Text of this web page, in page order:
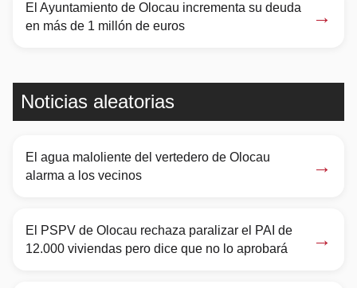
El Ayuntamiento de Olocau incrementa su deuda
en más de 1 millón de euros
→
Noticias aleatorias
El agua maloliente del vertedero de Olocau
alarma a los vecinos
→
El PSPV de Olocau rechaza paralizar el PAI de
12.000 viviendas pero dice que no lo aprobará
→